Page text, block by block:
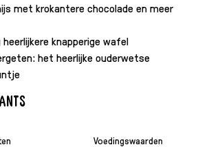
met krokantere chocolade en meer
knapperige wafel
het heerlijke ouderwetse
Voedingswaarden